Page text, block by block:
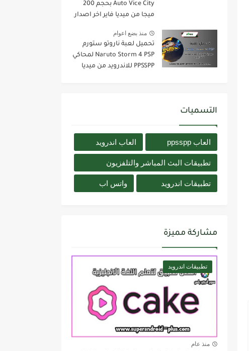
Auto Vice City بحجم 200
ميجا من ميديا فاير اخر اصدار
منذ بضع اعوام
تحميل لعبة ناروتو ستورم
Naruto Storm 4 PSP لمحاكي
PPSSPP للاندرويد من ميديا
التسميات
العاب ppsspp العاب اندرويد
تطبيقات البث المباشر والتلفزيون
تطبيقات اندرويد واتس اب
مشاركة مميزة
تطبيقات اندرويد
منذ عام